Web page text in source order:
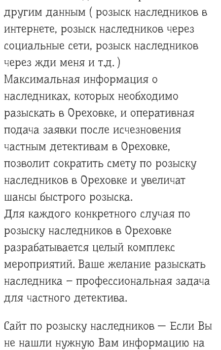
другим данным ( розыск наследников в
интернете, розыск наследников через
социальные сети, розыск наследников
через жди меня и т.д. )
Максимальная информация о
наследниках, которых необходимо
разыскать в Ореховке, и оперативная
подача заявки после исчезновения
частным детективам в Ореховке,
позволит сократить смету по розыску
наследников в Ореховке и увеличат
шансы быстрого розыска.
Для каждого конкретного случая по
розыску наследников в Ореховке
разрабатывается целый комплекс
мероприятий. Ваше желание разыскать
наследника – профессиональная задача
для частного детектива.
Сайт по розыску наследников — Если Вы
не нашли нужную Вам информацию на